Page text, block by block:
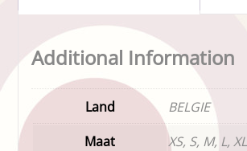
Additional Information
Land
BELGIE
Maat
XS, S, M, L,